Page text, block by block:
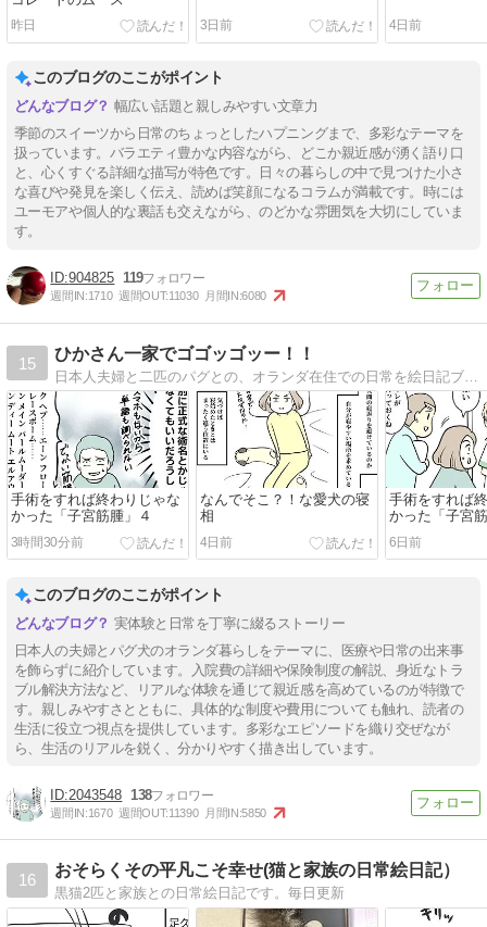
昨日
3日前 4日前
このブログのここがポイント
幅広い話題と親しみやすい文章力
季節のスイーツから日常のちょっとしたハプニングまで、多彩なテーマを
扱っています。バラエティ豊かな内容ながら、どこか親近感が湧く語り口
と、心くすぐる詳細な描写が特色です。日々の暮らしの中で見つけた小さ
な喜びや発見を楽しく伝え、読めば笑顔になるコラムが満載です。時には
ユーモアや個人的な裏話も交えながら、のどかな雰囲気を大切にしていま
す。
904825 119
週間IN:1710 週間OUT:11030 月間IN:6080
15
ひかさん一家でゴゴッゴッー！！
日本人夫婦と二匹のパグとの、オランダ在住での日常を絵日記ブログで描いてます。
手術をすれば終わりじゃな
かった「子宮筋腫」４
3時間30分前
なんでそこ？！な愛犬の寝
相
4日前
手術をすれば
かった「子宮
6日前
このブログのここがポイント
実体験と日常を丁寧に綴るストーリー
日本人の夫婦とパグ犬のオランダ暮らしをテーマに、医療や日常の出来事
を飾らずに紹介しています。入院費の詳細や保険制度の解説、身近なトラ
ブル解決方法など、リアルな体験を通じて親近感を高めているのが特徴で
す。親しみやすさとともに、具体的な制度や費用についても触れ、読者の
生活に役立つ視点を提供しています。多彩なエピソードを織り交ぜなが
ら、生活のリアルを鋭く、分かりやすく描き出しています。
2043548 138
週間IN:1670 週間OUT:11390 月間IN:5850
16
おそらくその平凡こそ幸せ(猫と家族の日常絵日記）
黒猫2匹と家族との日常絵日記です。毎日更新